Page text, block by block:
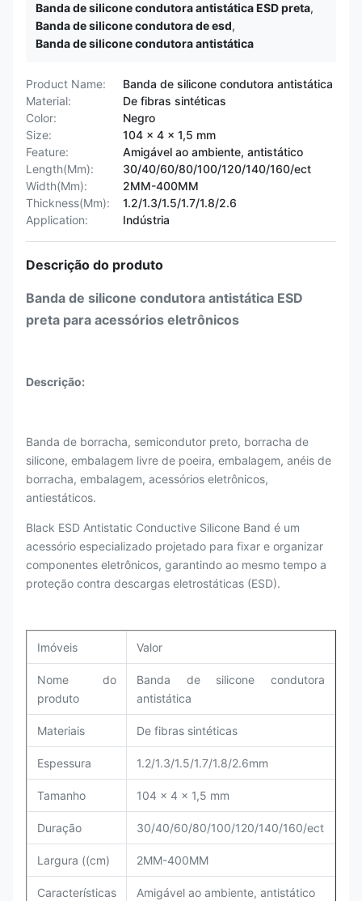
Banda de silicone condutora antistática ESD preta,
Banda de silicone condutora de esd,
Banda de silicone condutora antistática
Product Name:
Banda de silicone condutora antistática
Material:
De fibras sintéticas
Color:
Negro
Size:
104 x 4 x 1,5 mm
Feature:
Amigável ao ambiente, antistático
Length(Mm):
30/40/60/80/100/120/140/160/ect
Width(Mm):
2MM-400MM
Thickness(Mm):
1.2/1.3/1.5/1.7/1.8/2.6
Application:
Indústria
Descrição do produto
Banda de silicone condutora antistática ESD
preta para acessórios eletrônicos
Descrição:
Banda de borracha, semicondutor preto, borracha de
silicone, embalagem livre de poeira, embalagem, anéis de
borracha, embalagem, acessórios eletrônicos,
antiestáticos.
Black ESD Antistatic Conductive Silicone Band é um
acessório especializado projetado para fixar e organizar
componentes eletrônicos, garantindo ao mesmo tempo a
proteção contra descargas eletrostáticas (ESD).
Imóveis Valor
Nome do
produto
Banda de silicone condutora
antistática
Materiais De fibras sintéticas
Espessura 1.2/1.3/1.5/1.7/1.8/2.6mm
Tamanho 104 x 4 x 1,5 mm
Duração 30/40/60/80/100/120/140/160/ect
Largura ((cm) 2MM-400MM
Características Amigável ao ambiente, antistático